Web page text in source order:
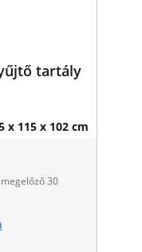
tartály
x 115 x 102 cm
30